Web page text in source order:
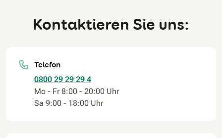
Kontaktieren Sie uns:
Telefon
0800 29 29 29 4
Mo - Fr 8:00 - 20:00 Uhr
Sa 9:00 - 18:00 Uhr